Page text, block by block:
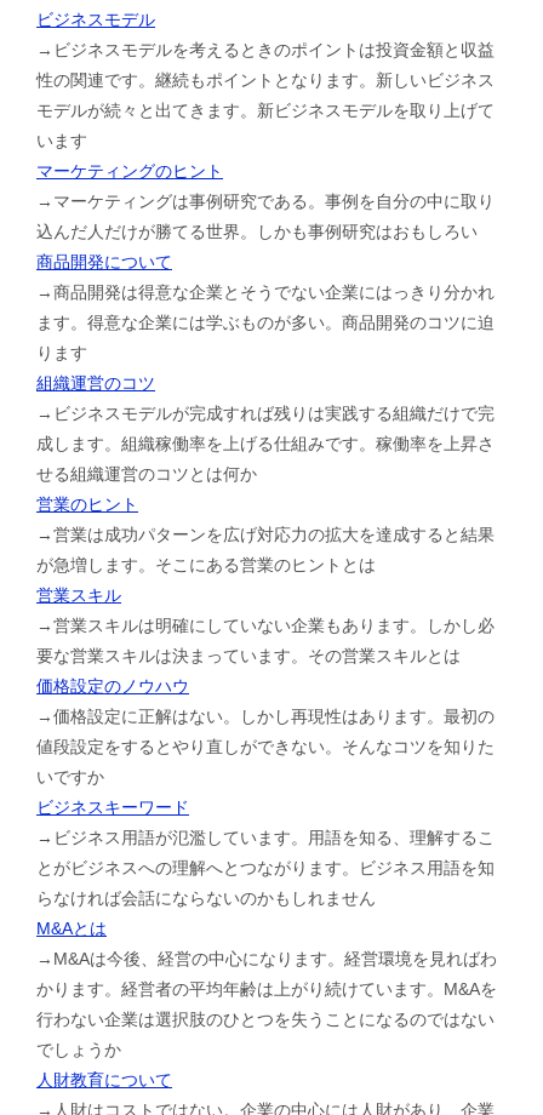
ビジネスモデル
→ビジネスモデルを考えるときのポイントは投資金額と収益
性の関連です。継続もポイントとなります。新しいビジネス
モデルが続々と出てきます。新ビジネスモデルを取り上げて
います
マーケティングのヒント
→マーケティングは事例研究である。事例を自分の中に取り
込んだ人だけが勝てる世界。しかも事例研究はおもしろい
商品開発について
→商品開発は得意な企業とそうでない企業にはっきり分かれ
ます。得意な企業には学ぶものが多い。商品開発のコツに迫
ります
組織運営のコツ
→ビジネスモデルが完成すれば残りは実践する組織だけで完
成します。組織稼働率を上げる仕組みです。稼働率を上昇さ
せる組織運営のコツとは何か
営業のヒント
→営業は成功パターンを広げ対応力の拡大を達成すると結果
が急増します。そこにある営業のヒントとは
営業スキル
→営業スキルは明確にしていない企業もあります。しかし必
要な営業スキルは決まっています。その営業スキルとは
価格設定のノウハウ
→価格設定に正解はない。しかし再現性はあります。最初の
値段設定をするとやり直しができない。そんなコツを知りた
いですか
ビジネスキーワード
→ビジネス用語が氾濫しています。用語を知る、理解するこ
とがビジネスへの理解へとつながります。ビジネス用語を知
らなければ会話にならないのかもしれません
M&Aとは
→M&Aは今後、経営の中心になります。経営環境を見ればわ
かります。経営者の平均年齢は上がり続けています。M&Aを
行わない企業は選択肢のひとつを失うことになるのではない
でしょうか
人財教育について
→人財はコストではない。企業の中心には人財があり、企業